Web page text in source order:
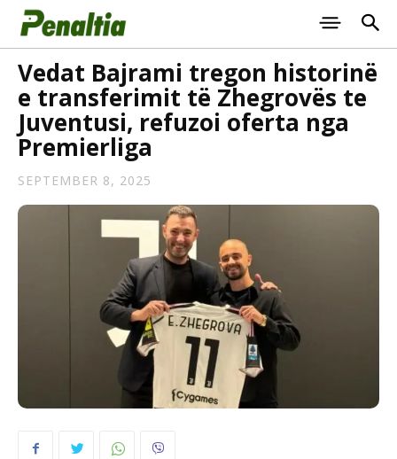
Vedat Bajrami tregon historinë
e transferimit të Zhegrovës te
Juventusi, refuzoi oferta nga
Premierliga
SEPTEMBER 8, 2025